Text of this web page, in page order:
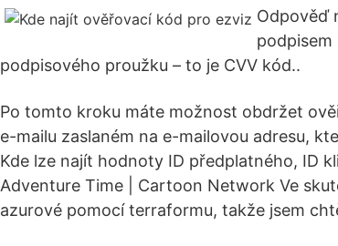
Odpověď
podpisem
podpisového proužku – to je CVV kód..
Po tomto kroku máte možnost obdržet
e-mailu zaslaném na e-mailovou adresu,
Kde lze najít hodnoty ID předplatného, ID
Adventure Time | Cartoon Network Ve
azurové pomocí terraformu, takže jsem